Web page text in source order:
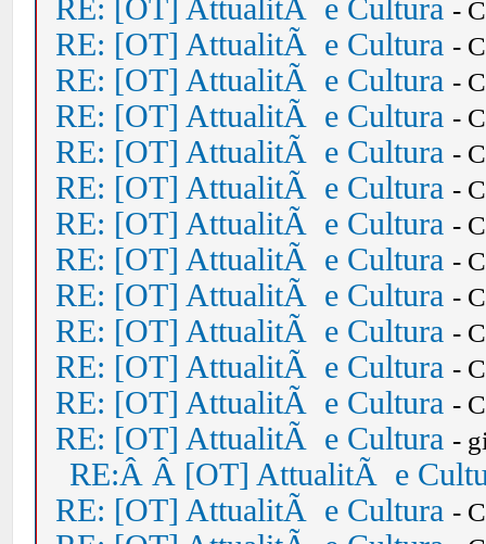
RE: [OT] AttualitÃ e Cultura -
RE: [OT] AttualitÃ e Cultura -
RE: [OT] AttualitÃ e Cultura -
RE: [OT] AttualitÃ e Cultura -
RE: [OT] AttualitÃ e Cultura -
RE: [OT] AttualitÃ e Cultura -
RE: [OT] AttualitÃ e Cultura -
RE: [OT] AttualitÃ e Cultura -
RE: [OT] AttualitÃ e Cultura -
RE: [OT] AttualitÃ e Cultura -
RE: [OT] AttualitÃ e Cultura -
RE: [OT] AttualitÃ e Cultura -
RE: [OT] AttualitÃ e Cultura -
RE:Â Â [OT] AttualitÃ e
RE: [OT] AttualitÃ e Cultura -